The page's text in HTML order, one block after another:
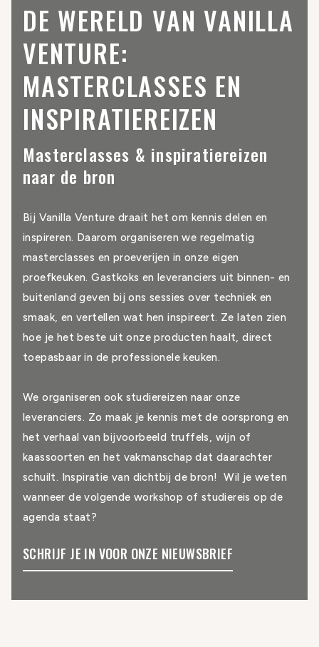
DE WERELD VAN VANILLA
VENTURE:
MASTERCLASSES EN
INSPIRATIEREIZEN
Masterclasses & inspiratiereizen
naar de bron
Bij Vanilla Venture draait het om kennis delen en
inspireren. Daarom organiseren we regelmatig
masterclasses en proeverijen in onze eigen
proefkeuken. Gastkoks en leveranciers uit binnen- en
buitenland geven bij ons sessies over techniek en
smaak, en vertellen wat hen inspireert. Ze laten zien
hoe je het beste uit onze producten haalt, direct
toepasbaar in de professionele keuken.
We organiseren ook studiereizen naar onze
leveranciers. Zo maak je kennis met de oorsprong en
het verhaal van bijvoorbeeld truffels, wijn of
kaassoorten en het vakmanschap dat daarachter
schuilt. Inspiratie van dichtbij de bron! Wil je weten
wanneer de volgende workshop of studiereis op de
agenda staat?
SCHRIJF JE IN VOOR ONZE NIEUWSBRIEF